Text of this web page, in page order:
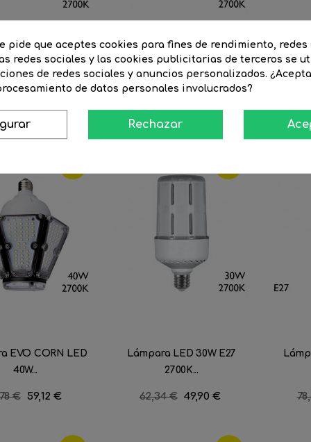
EVO CORN LED
30W...
€ Precio
49,96 €
Lámpara EVO CORN LED
50W...
Precio
regular
72,73 € Precio
54,58 €
EVO CORN LED
40W...
€ Precio
59,12 €
Lámpara LED 30W E27
2700K...
Precio
62,34 € Precio
49,90 €
pide que aceptes cookies para fines de rendimiento, redes
redes sociales y las cookies publicitarias de terceros se
de redes sociales y anuncios personalizados.
de datos personales involucrados?
Rechazar